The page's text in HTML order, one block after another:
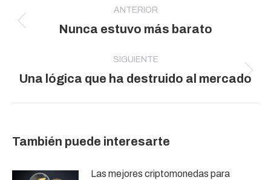
entre
publicaciones
ANTERIOR
Publicación
Nunca estuvo más barato
SIGUIENTE
Publicación
Una lógica que ha destruido al mercado
También puede interesarte
Las mejores criptomonedas para